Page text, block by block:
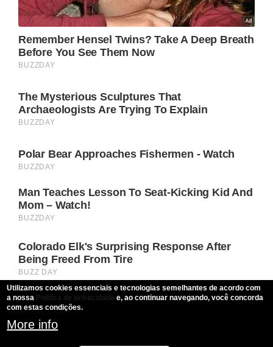
Utilizamos cookies essenciais e tecnologias semelhantes de acordo com
a nossa Politica de privacidade e, ao continuar navegando, você concorda
com estas condições.
More info